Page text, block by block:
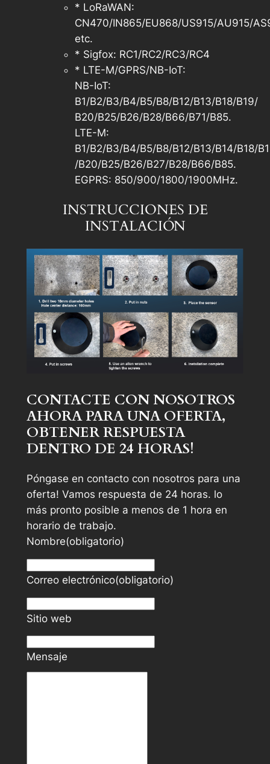
* LoRaWAN:
CN470/IN865/EU868/US915/AU915/
etc.
* Sigfox: RC1/RC2/RC3/RC4
* LTE-M/GPRS/NB-IoT:
NB-IoT:
B1/B2/B3/B4/B5/B8/B12/B13/B18/B19/
B20/B25/B26/B28/B66/B71/B85.
LTE-M:
B1/B2/B3/B4/B5/B8/B12/B13/B14/B18/
/B20/B25/B26/B27/B28/B66/B85.
EGPRS: 850/900/1800/1900MHz.
INSTRUCCIONES DE
INSTALACIÓN
CONTACTE CON NOSOTROS
AHORA PARA UNA OFERTA,
OBTENER RESPUESTA
DENTRO DE 24 HORAS!
Póngase en contacto con nosotros para una
oferta! Vamos respuesta de 24 horas. lo
más pronto posible a menos de 1 hora en
horario de trabajo.
Nombre(obligatorio)
Correo electrónico(obligatorio)
Sitio web
Mensaje